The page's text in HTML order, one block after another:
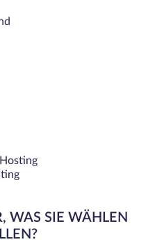
WAS SIE WÄHLEN